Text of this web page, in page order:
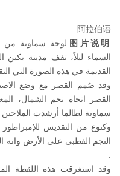
阿拉伯语
图片说明 لوحة سماوية من
السماء ليلاً، تقف مدينة
القديمة في هذه الصورة التي
وقد صُمم القصر مع وضع
القصر اتجاه نجم الشمال،
سماوية لطالما أرشدت
وكنوع من التقديس
النجم القطبى على الأرض وانه
.
وقد استغرقت هذه اللقطة